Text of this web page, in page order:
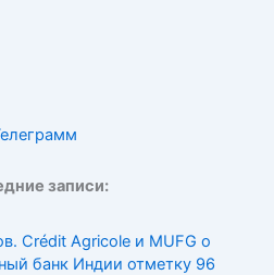
записи:
Crédit Agricole и MUFG о
банк Индии отметку 96